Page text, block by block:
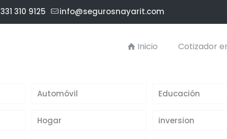
331 310 9125 info@segurosnayarit.com
Inicio Cotizador
Automóvil Educación
Hogar inversion